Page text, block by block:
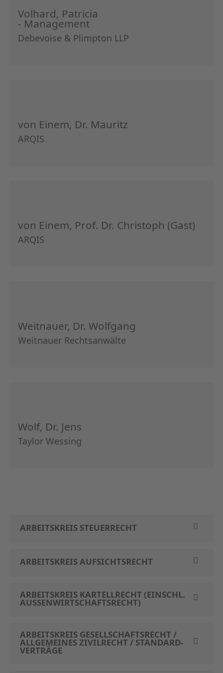
Volhard, Patricia
- Management
Debevoise & Plimpton LLP
von Einem, Dr. Mauritz
ARQIS
von Einem, Prof. Dr. Christoph (Gast)
ARQIS
Weitnauer, Dr. Wolfgang
Weitnauer Rechtsanwälte
Wolf, Dr. Jens
Taylor Wessing
ARBEITSKREIS STEUERRECHT
ARBEITSKREIS AUFSICHTSRECHT
ARBEITSKREIS KARTELL­RECHT (EINSCHL.
AUSSEN­WIRTSCHAFTSRECHT)
ARBEITS­KREIS GESELLSCHAFTS­RECHT /
ALLGEMEINES ZIVILRECHT / STANDARD­
VERTRÄGE